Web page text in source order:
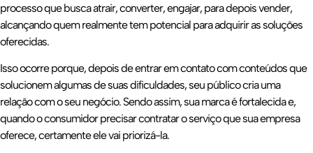
processo que busca atrair, converter, engajar, para depois vender,
alcançando quem realmente tem potencial para adquirir as soluções
oferecidas.
Isso ocorre porque, depois de entrar em contato com conteúdos que
solucionem algumas de suas dificuldades, seu público cria uma
relação com o seu negócio. Sendo assim, sua marca é fortalecida e,
quando o consumidor precisar contratar o serviço que sua empresa
oferece, certamente ele vai priorizá-la.